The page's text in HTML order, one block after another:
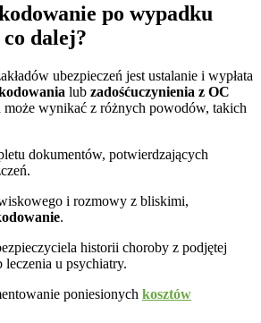
po wypadku
dalej?
ubezpieczeń jest ustalanie i wypłata
lub zadośćuczynienia z OC
może wynikać z różnych powodów, takich
dokumentów, potwierdzających
i rozmowy z bliskimi,
.
historii choroby z podjętej
u psychiatry.
poniesionych kosztów